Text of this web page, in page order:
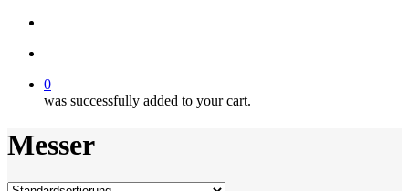
0
was successfully added to your cart.
Messer